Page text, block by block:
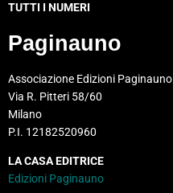
TUTTI I NUMERI
Paginauno
Associazione Edizioni Paginauno
Via R. Pitteri 58/60
Milano
P.I. 12182520960
LA CASA EDITRICE
Edizioni Paginauno